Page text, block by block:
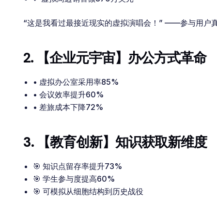
“这是我看过最接近现实的虚拟演唱会！” ——参与用户
2. 【企业元宇宙】办公方式革命
• 虚拟办公室采用率85%
• 会议效率提升60%
• 差旅成本下降72%
3. 【教育创新】知识获取新维度
🎯 知识点留存率提升73%
🎯 学生参与度提高60%
🎯 可模拟从细胞结构到历史战役